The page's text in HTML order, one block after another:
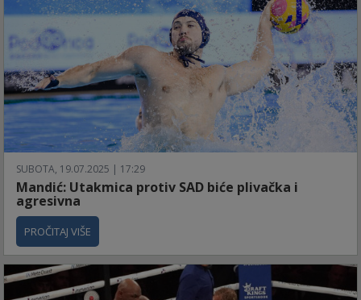
SUBOTA, 19.07.2025 | 17:29
Mandić: Utakmica protiv SAD biće plivačka i
agresivna
PROČITAJ VIŠE